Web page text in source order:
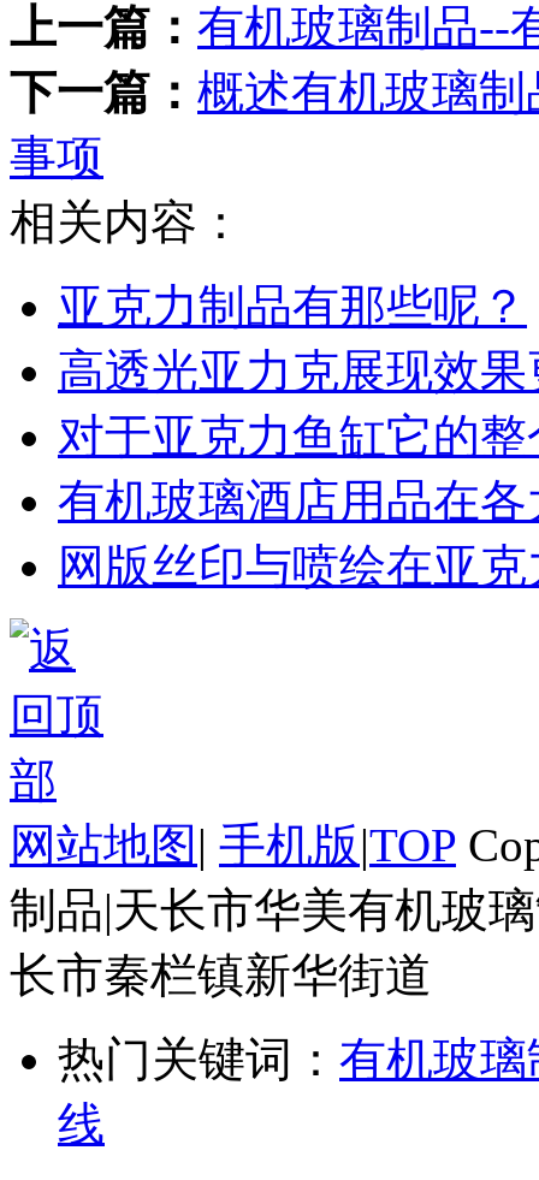
上一篇： 有机玻璃制品--
下一篇： 概述有机玻璃
事项
相关内容：
亚克力制品有那些呢？
高透光亚力克展现效果
对于亚克力鱼缸它的
有机玻璃酒店用品在
网版丝印与喷绘在亚
网站地图 | 手机版|TOP
制品|天长市华美有机玻
长市秦栏镇新华街道
热门关键词： 有机玻璃
线